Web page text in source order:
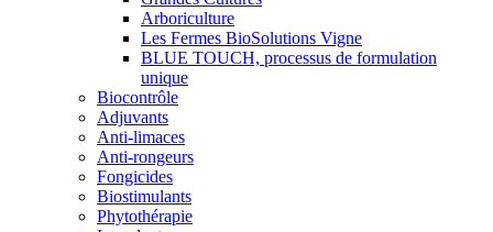
Arboriculture
Les Fermes BioSolutions Vigne
BLUE TOUCH, processus de formulation
unique
Biocontrôle
Adjuvants
Anti-limaces
Anti-rongeurs
Fongicides
Biostimulants
Phytothérapie